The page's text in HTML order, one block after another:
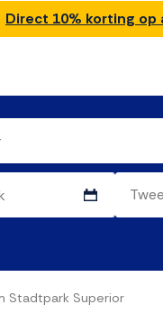
Direct 10% korting op
Stadtpark Superior